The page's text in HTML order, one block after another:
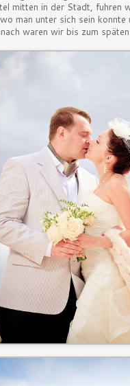
mitten in der Stadt, fuhren
man unter sich sein
waren wir bis zum